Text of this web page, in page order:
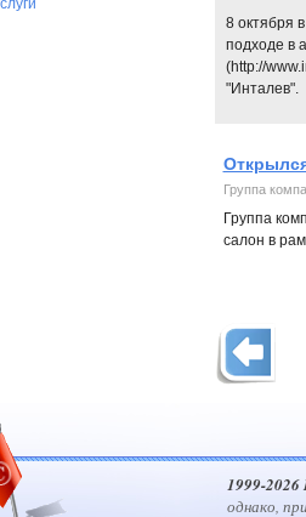
8 октября
подходе в
(http://
"Инталев".
Группа
Группа
салон в
1999-2026
однако,